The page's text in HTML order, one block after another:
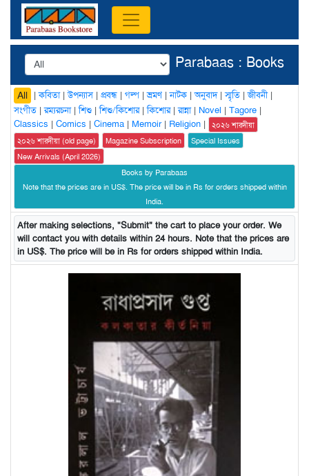
Parabaas : Books
All |কবিতা|উপন্যাস| প্রবন্ধ | গল্প |ভ্রমণ|নাটক |অনুবাদ|স্মৃতি |জীবনী|
সংগীত |রম্যরচনা|শিশু |শিশু/কিশোর|কিশোর|রান্না| Novel | Tagore |
Classics | Comics | Cinema | Memoir| Religion |
২০২৬ শারদীয়া
২০২৬ শারদীয়া (old page)
Magazine Subscription
Special Issues
New Arrivals (April 2026)
Books by Parabaas
Note that the prices are in US$. The price will be in Rs for orders shipped within
India.
After making selections, "Submit" the cart to place your order. We
will contact you with details within 24 hours. Note that the prices are
in US$. The price will be in Rs for orders shipped within India.